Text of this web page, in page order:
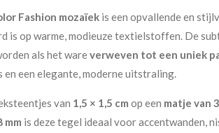
Fashion mozaïek is een opvallende en
is op warme, modieuze textielstoffen. De
als het wareverweven tot een uniek
en een elegante, moderne uitstraling.
van 1,5 × 1,5 cm op een matje van
mm is deze tegel ideaal voor accentwanden,